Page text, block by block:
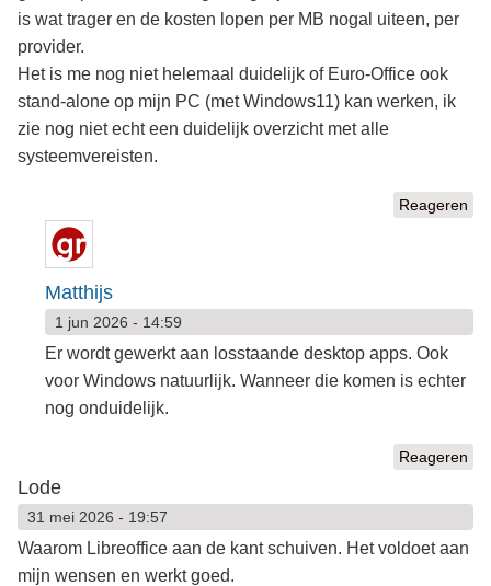
is wat trager en de kosten lopen per MB nogal uiteen, per
provider.
Het is me nog niet helemaal duidelijk of Euro-Office ook
stand-alone op mijn PC (met Windows11) kan werken, ik
zie nog niet echt een duidelijk overzicht met alle
systeemvereisten.
Reageren
Matthijs
1 jun 2026 - 14:59
Er wordt gewerkt aan losstaande desktop apps. Ook
voor Windows natuurlijk. Wanneer die komen is echter
nog onduidelijk.
Reageren
Lode
31 mei 2026 - 19:57
Waarom Libreoffice aan de kant schuiven. Het voldoet aan
mijn wensen en werkt goed.